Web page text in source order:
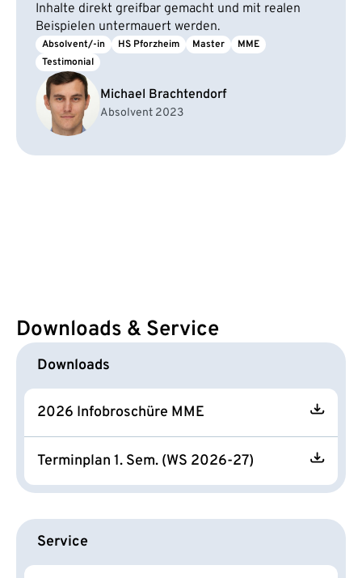
Inhalte direkt greifbar gemacht und mit realen
Beispielen untermauert werden.
Absolvent/-in HS Pforzheim Master
MME
Testimonial
Michael Brachtendorf
Absolvent 2023
Downloads & Service
Downloads
2026 Infobroschüre MME
Terminplan 1. Sem. (WS 2026-27)
Service